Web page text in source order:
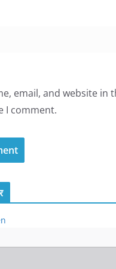
email, and website in
I comment.